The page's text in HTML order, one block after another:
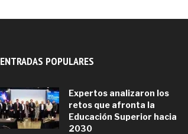
ENTRADAS POPULARES
Expertos analizaron los
retos que afronta la
Educación Superior hacia
2030